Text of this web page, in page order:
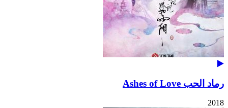
رماد الحب Ashes of Love
2018